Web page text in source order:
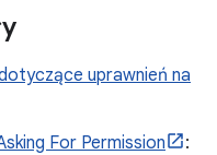
uprawnień na
For Permission
: